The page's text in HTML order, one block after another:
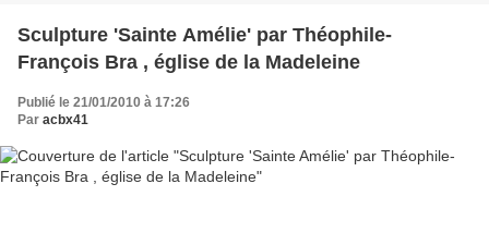
Sculpture 'Sainte Amélie' par Théophile-
François Bra , église de la Madeleine
Publié le 21/01/2010 à 17:26
Par acbx41